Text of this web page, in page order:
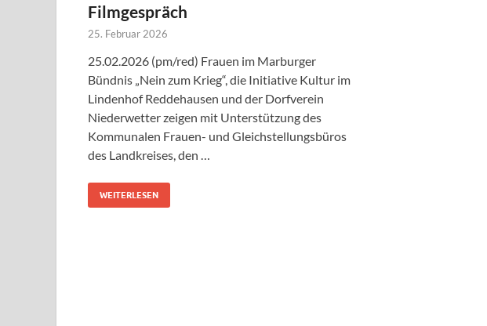
Filmgespräch
25. Februar 2026
25.02.2026 (pm/red) Frauen im Marburger
Bündnis „Nein zum Krieg“, die Initiative Kultur im
Lindenhof Reddehausen und der Dorfverein
Niederwetter zeigen mit Unterstützung des
Kommunalen Frauen- und Gleichstellungsbüros
des Landkreises, den …
WEITERLESEN